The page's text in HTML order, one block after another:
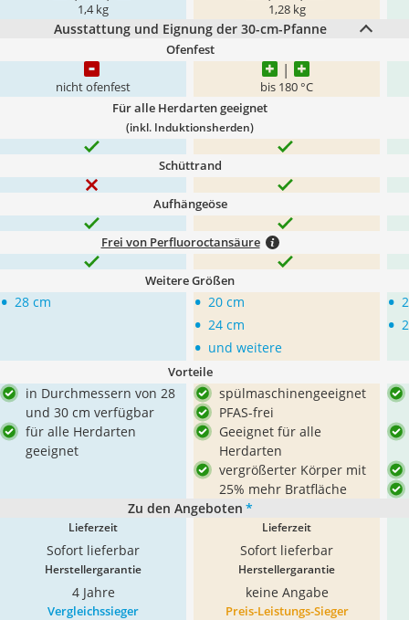
1,4 kg 1,28 kg
Ausstattung und Eignung der 30-cm-Pfanne
Ofenfest
nicht ofenfest bis 180 °C
Für alle Herdarten geeignet
(inkl. Induktionsherden)
Schüttrand
Aufhängeöse
Frei von Perfluoroctansäure
Weitere Größen
• 28 cm • 20 cm
• 24 cm
• und weitere
•
•
Vorteile
in Durchmessern von 28
und 30 cm verfügbar
für alle Herdarten
geeignet
spülmaschinengeeignet
PFAS-frei
Geeignet für alle
Herdarten
vergrößerter Körper mit
25% mehr Bratfläche
Zu den Angeboten *
Lieferzeit
Sofort lieferbar
Lieferzeit
Sofort lieferbar
Herstellergarantie
4 Jahre
Herstellergarantie
keine Angabe
Vergleichssieger Preis-Leistungs-Sieger